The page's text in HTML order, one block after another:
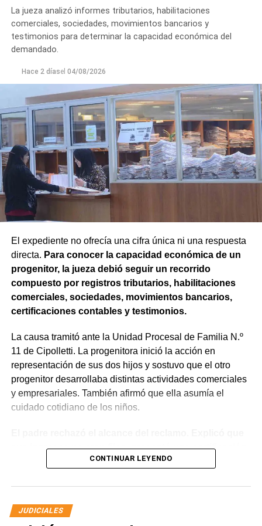
La jueza analizó informes tributarios, habilitaciones
comerciales, sociedades, movimientos bancarios y
testimonios para determinar la capacidad económica del
demandado.
Hace 2 díasel 04/08/2026
El expediente no ofrecía una cifra única ni una respuesta
directa. Para conocer la capacidad económica de un
progenitor, la jueza debió seguir un recorrido
compuesto por registros tributarios, habilitaciones
comerciales, sociedades, movimientos bancarios,
certificaciones contables y testimonios.
La causa tramitó ante la Unidad Procesal de Familia N.º
11 de Cipolletti. La progenitora inició la acción en
representación de sus dos hijos y sostuvo que el otro
progenitor desarrollaba distintas actividades comerciales
y empresariales. También afirmó que ella asumía el
cuidado cotidiano de los niños.
sus ingresos no eran fijos, presentó una certificación
contable y acompañó documentación bancaria.
entregas de alimentos, ropa y útiles escolares.
La discusión quedó centrada en una pregunta: cuál
CONTINUAR LEYENDO
JUDICIALES